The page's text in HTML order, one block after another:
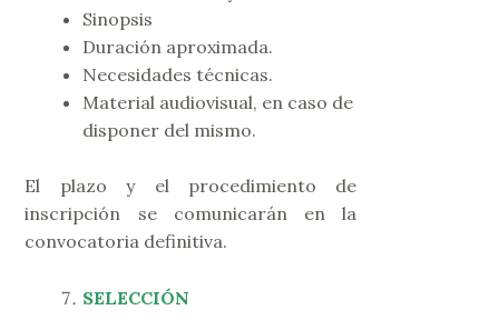
Sinopsis
Duración aproximada.
Necesidades técnicas.
Material audiovisual, en caso de
disponer del mismo.
El plazo y el procedimiento de
inscripción se comunicarán en la
convocatoria definitiva.
SELECCIÓN